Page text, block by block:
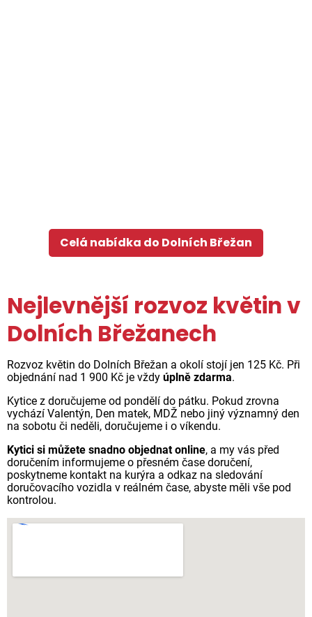
Celá nabídka do Dolních Břežan
Nejlevnější rozvoz květin v
Dolních Břežanech
Rozvoz květin do Dolních Břežan a okolí stojí jen 125 Kč. Při
objednání nad 1 900 Kč je vždy úplně zdarma.
Kytice z doručujeme od pondělí do pátku. Pokud zrovna
vychází Valentýn, Den matek, MDŽ nebo jiný významný den
na sobotu či neděli, doručujeme i o víkendu.
Kytici si můžete snadno objednat online, a my vás před
doručením informujeme o přesném čase doručení,
poskytneme kontakt na kurýra a odkaz na sledování
doručovacího vozidla v reálném čase, abyste měli vše pod
kontrolou.